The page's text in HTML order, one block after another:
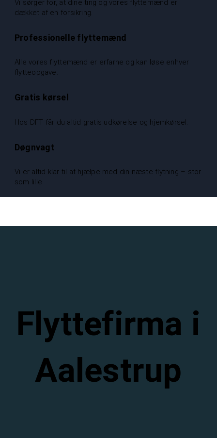
Vi sørger for, at dine ting og vores flyttemænd er
dækket af en forsikring.
Professionelle flyttemænd
Alle vores flyttemænd er erfarne og kan løse enhver
flytteopgave.
Gratis kørsel
Hos DFT får du altid gratis udkørelse og hjemkørsel.
Døgnvagt
Vi er altid klar til at hjælpe med din næste flytning – stor
som lille.
Flyttefirma i
Aalestrup